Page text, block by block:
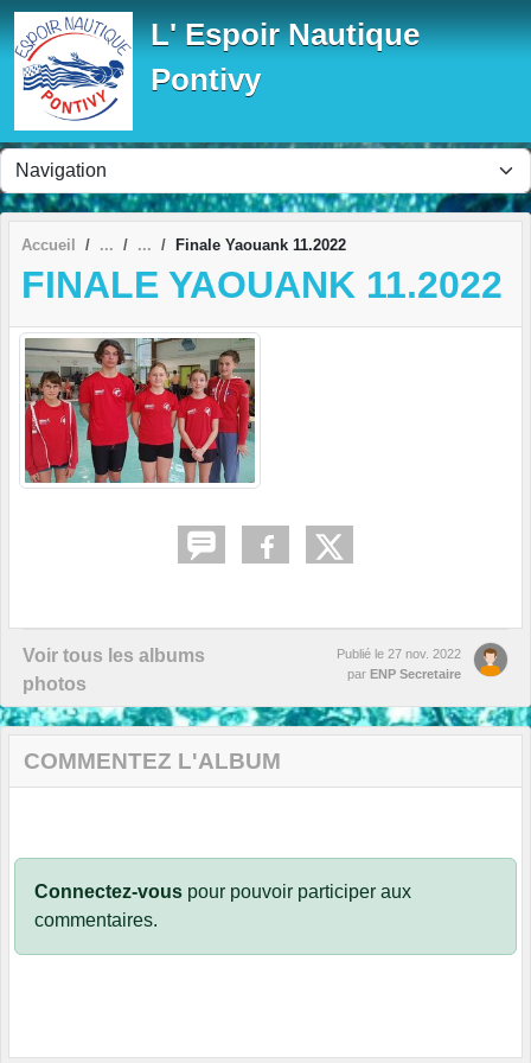
L' Espoir Nautique
Pontivy
Accueil Finale Yaouank 11.2022
FINALE YAOUANK 11.2022
Voir tous les albums
photos
Publié le 27 nov. 2022
par ENP Secretaire
COMMENTEZ L'ALBUM
Connectez-vous pour pouvoir participer aux
commentaires.
Panneau de gestion des cookies